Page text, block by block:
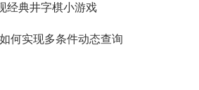
经典井字棋小游戏
何实现多条件动态查询